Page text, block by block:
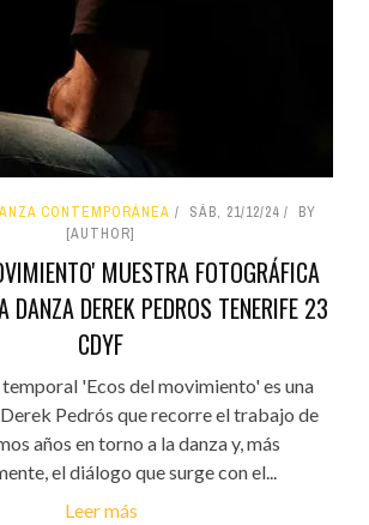
CONTEMPORÁNEA SÁB, 21/12/24
BY
[AUTHOR]
MUESTRA FOTOGRÁFICA
DANZA DEREK PEDROS TENERIFE 23
CDYF
'Ecos del movimiento' es una
Pedrós que recorre el trabajo de
años en torno a la danza y, más
el diálogo que surge con el...
Leer más